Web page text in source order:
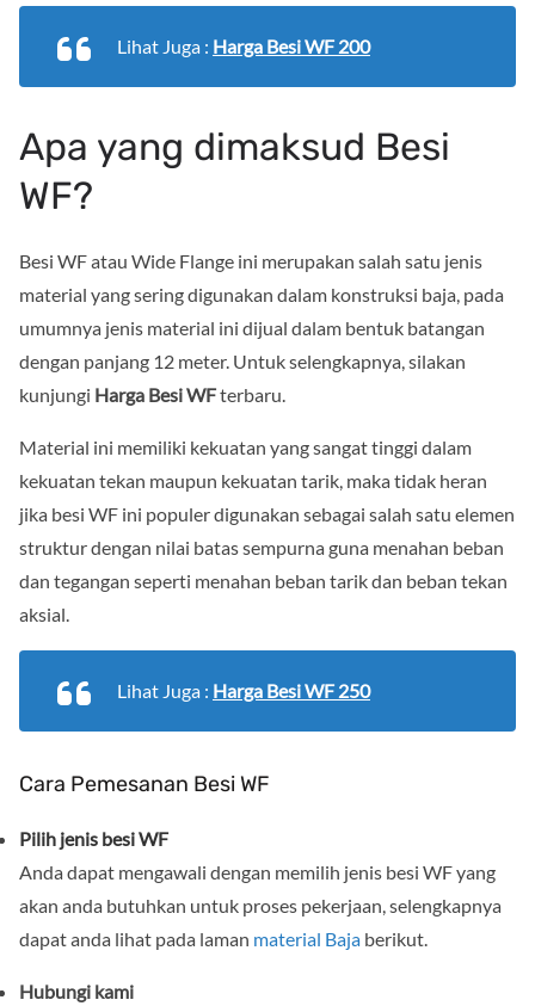
Lihat Juga : Harga Besi WF 200
Apa yang dimaksud Besi
WF?
Besi WF atau Wide Flange ini merupakan salah satu jenis
material yang sering digunakan dalam konstruksi baja, pada
umumnya jenis material ini dijual dalam bentuk batangan
dengan panjang 12 meter. Untuk selengkapnya, silakan
kunjungi Harga Besi WFterbaru.
Material ini memiliki kekuatan yang sangat tinggi dalam
kekuatan tekan maupun kekuatan tarik, maka tidak heran
jika besi WF ini populer digunakan sebagai salah satu elemen
struktur dengan nilai batas sempurna guna menahan beban
dan tegangan seperti menahan beban tarik dan beban tekan
aksial.
Lihat Juga : Harga Besi WF 250
Cara Pemesanan Besi WF
Pilih jenis besi WF
Anda dapat mengawali dengan memilih jenis besi WF yang
akan anda butuhkan untuk proses pekerjaan, selengkapnya
dapat anda lihat pada laman material Baja berikut.
Hubungi kami